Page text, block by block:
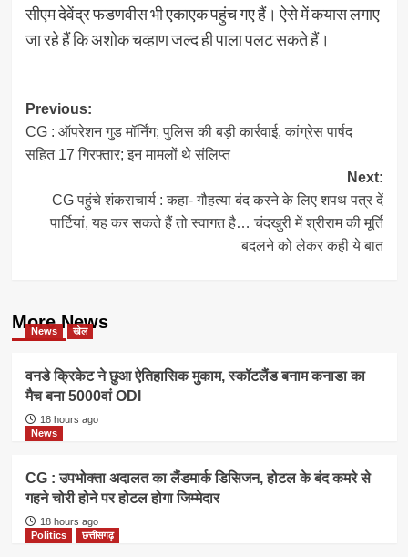
सीएम देवेंद्र फडणवीस भी एकाएक पहुंच गए हैं। ऐसे में कयास लगाए
जा रहे हैं कि अशोक चव्हाण जल्द ही पाला पलट सकते हैं।
Post
navigation
Previous:
CG : ऑपरेशन गुड मॉर्निंग; पुलिस की बड़ी कार्रवाई, कांग्रेस पार्षद
सहित 17 गिरफ्तार; इन मामलों थे संलिप्त
Next:
CG पहुंचे शंकराचार्य : कहा- गौहत्या बंद करने के लिए शपथ पत्र दें
पार्टियां, यह कर सकते हैं तो स्वागत है… चंदखुरी में श्रीराम की मूर्ति
बदलने को लेकर कही ये बात
More News
News खेल
वनडे क्रिकेट ने छुआ ऐतिहासिक मुकाम, स्कॉटलैंड बनाम कनाडा का
मैच बना 5000वां ODI
18 hours ago
News
CG : उपभोक्ता अदालत का लैंडमार्क डिसिजन, होटल के बंद कमरे से
गहने चोरी होने पर होटल होगा जिम्मेदार
18 hours ago
Politics
छत्तीसगढ़